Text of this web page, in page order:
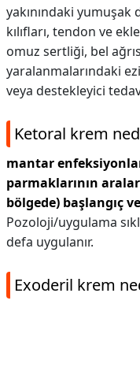
yakınındaki
kılıfları, tendon ve
omuz sertliği, bel
yaralanmalarındaki
veya destekleyici
Ketoral krem
mantar
parmaklarının
bölgede) başlangıç
Pozoloji/uygulama
defa uygulanır.
Exoderil krem